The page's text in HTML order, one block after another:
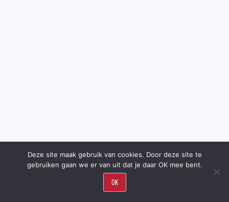
Deze site maak gebruik van cookies. Door deze site te
gebruiken gaan we er van uit dat je daar OK mee bent.
OK